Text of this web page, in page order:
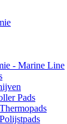
- Marine Line
Pads